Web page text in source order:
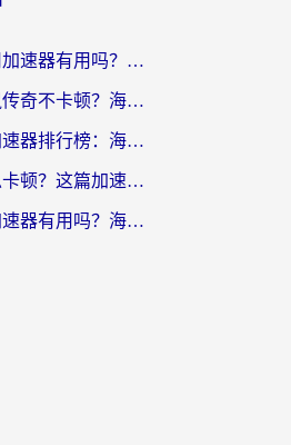
在国外打鸣潮用加速器有用吗？安全吗？海外玩家国服游戏加速全指南
德国怎么玩地鼠传奇不卡顿？海外党国服游戏加速全攻略（含战双EVE实用指南）
超越时空的猫加速器排行榜：海外党国服游戏不卡顿的终极选择指南
英国玩枪神纪总卡顿？这篇加速器选择指南帮你告别延迟（附实测推荐）
最强蜗牛迅游加速器有用吗？海外玩家国服游戏加速避坑指南（附德国玩忍者必须死3流星蝴蝶剑解决办法）